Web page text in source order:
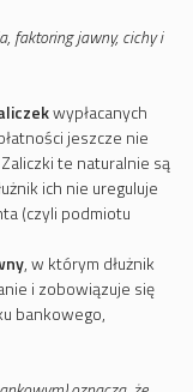
faktoring jawny, cichy i
wypłacanych
jeszcze nie
te naturalnie są
ich nie ureguluje
(czyli podmiotu
, w którym dłużnik
i zobowiązuje się
bankowego,